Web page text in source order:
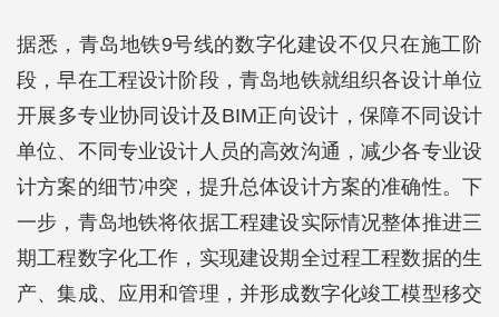
据悉，青岛地铁9号线的数字化建设不仅只在施工阶
段，早在工程设计阶段，青岛地铁就组织各设计单位
开展多专业协同设计及BIM正向设计，保障不同设计
单位、不同专业设计人员的高效沟通，减少各专业设
计方案的细节冲突，提升总体设计方案的准确性。下
一步，青岛地铁将依据工程建设实际情况整体推进三
期工程数字化工作，实现建设期全过程工程数据的生
产、集成、应用和管理，并形成数字化竣工模型移交